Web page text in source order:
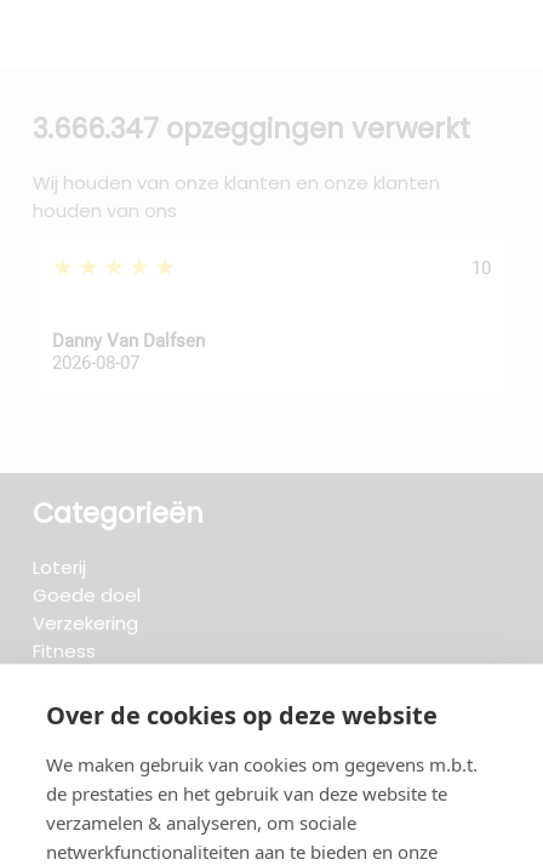
Over de cookies op deze website
We maken gebruik van cookies om gegevens m.b.t.
de prestaties en het gebruik van deze website te
verzamelen & analyseren, om sociale
netwerkfunctionaliteiten aan te bieden en onze
3.666.347 opzeggingen verwerkt
Wij houden van onze klanten en onze klanten
houden van ons
★★★★★ 10
Danny Van Dalfsen
2026-08-07
Categorieën
Loterij
Goede doel
Verzekering
Fitness
Opzeggen.be
FAQ
Beoordelingen
Blog